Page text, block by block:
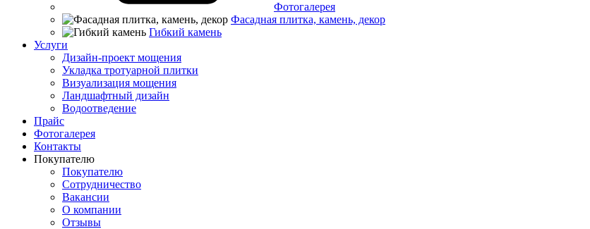
Фотогалерея
Фасадная плитка, камень, декор
Гибкий камень
Услуги
Дизайн-проект мощения
Укладка тротуарной плитки
Визуализация мощения
Ландшафтный дизайн
Водоотведение
Прайс
Фотогалерея
Контакты
Покупателю
Покупателю
Сотрудничество
Вакансии
О компании
Отзывы